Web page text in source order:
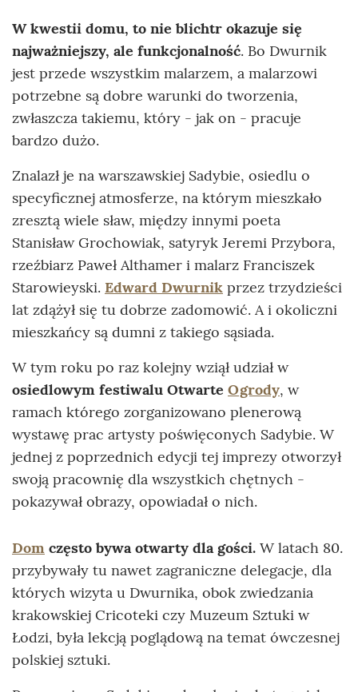
W kwestii domu, to nie blichtr okazuje się
najważniejszy, ale funkcjonalność. Bo Dwurnik
jest przede wszystkim malarzem, a malarzowi
potrzebne są dobre warunki do tworzenia,
zwłaszcza takiemu, który - jak on - pracuje
bardzo dużo.
Znalazł je na warszawskiej Sadybie, osiedlu o
specyficznej atmosferze, na którym mieszkało
zresztą wiele sław, między innymi poeta
Stanisław Grochowiak, satyryk Jeremi Przybora,
rzeźbiarz Paweł Althamer i malarz Franciszek
Starowieyski. Edward Dwurnik przez trzydzieści
lat zdążył się tu dobrze zadomowić. A i okoliczni
mieszkańcy są dumni z takiego sąsiada.
W tym roku po raz kolejny wziął udział w
osiedlowym festiwalu Otwarte Ogrody, w
ramach którego zorganizowano plenerową
wystawę prac artysty poświęconych Sadybie. W
jednej z poprzednich edycji tej imprezy otworzył
swoją pracownię dla wszystkich chętnych -
pokazywał obrazy, opowiadał o nich.
Dom często bywa otwarty dla gości. W latach 80.
przybywały tu nawet zagraniczne delegacje, dla
których wizyta u Dwurnika, obok zwiedzania
krakowskiej Cricoteki czy Muzeum Sztuki w
Łodzi, była lekcją poglądową na temat ówczesnej
polskiej sztuki.